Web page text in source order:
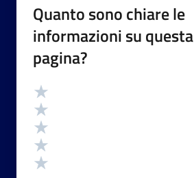
Quanto sono chiare le
informazioni su questa
pagina?
Valutazione